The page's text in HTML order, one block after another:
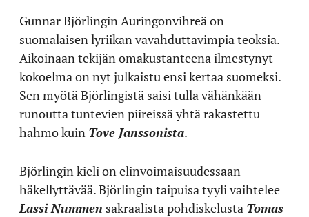
Gunnar Björlingin Auringonvihreä on
suomalaisen lyriikan vavahduttavimpia teoksia.
Aikoinaan tekijän omakustanteena ilmestynyt
kokoelma on nyt julkaistu ensi kertaa suomeksi.
Sen myötä Björlingistä saisi tulla vähänkään
runoutta tuntevien piireissä yhtä rakastettu
hahmo kuin Tove Janssonista.
Björlingin kieli on elinvoimaisuudessaan
häkellyttävää. Björlingin taipuisa tyyli vaihtelee
Lassi Nummen sakraalista pohdiskelusta Tomas